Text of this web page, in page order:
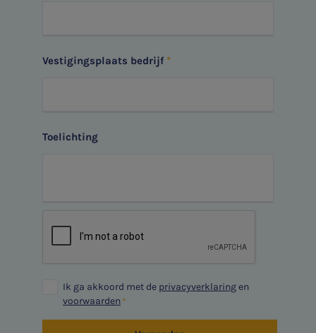
Typ hieronder uw zoekterm
Meest gezochte onderwerpen
Belastingadvies
Ondernemer en privé
E-mailadres
Aanmelden
Vestigingsplaats bedrijf
Toelichting
Ik ga akkoord met de privacyverklaringen
voorwaarden